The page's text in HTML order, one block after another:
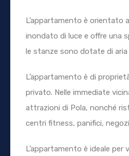
L’appartamento è orientato
inondato di luce e offre una
le stanze sono dotate di
L’appartamento è di
privato. Nelle immediate
attrazioni di Pola, nonché
centri fitness, panifici,
L’appartamento è ideale per